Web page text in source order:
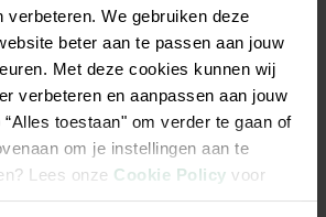
verbeteren. We gebruiken deze
beter aan te passen aan jouw
Met deze cookies kunnen wij
verbeteren en aanpassen aan jouw
toestaan" om verder te gaan of
om je instellingen aan te
Lees onze Cookie Policy voor
van SUNRED® geeft sfeer en warmte
en een hoog vermogen van 10000
werkt zowel op propaan- als
geringe hoogte van ca. anderhalve